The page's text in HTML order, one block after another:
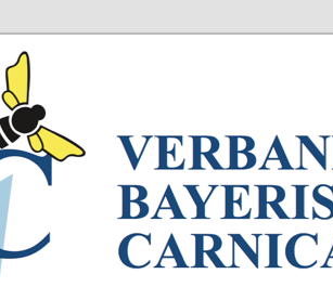
Carnicazüchter
Carnica in Bayern